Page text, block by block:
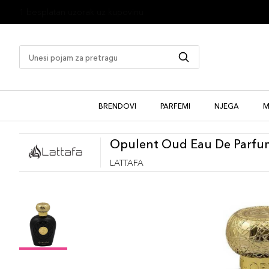
BRENDOVI PARFEMI NJEGA
Opulent Oud Eau De
LATTAFA